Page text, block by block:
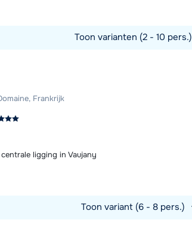
Toon varianten (2 - 10 pers.)
Frankrijk
ligging in Vaujany
Toon variant (6 - 8 pers.)